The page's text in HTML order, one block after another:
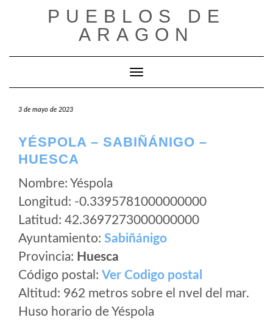
PUEBLOS DE
ARAGON
Cambiar modo de navegación
3 de mayo de 2023
YÉSPOLA – SABIÑÁNIGO –
HUESCA
Nombre: Yéspola
Longitud: -0.3395781000000000
Latitud: 42.3697273000000000
Ayuntamiento: Sabiñánigo
Provincia: Huesca
Código postal: Ver Codigo postal
Altitud: 962 metros sobre el nvel del mar.
Huso horario de Yéspola